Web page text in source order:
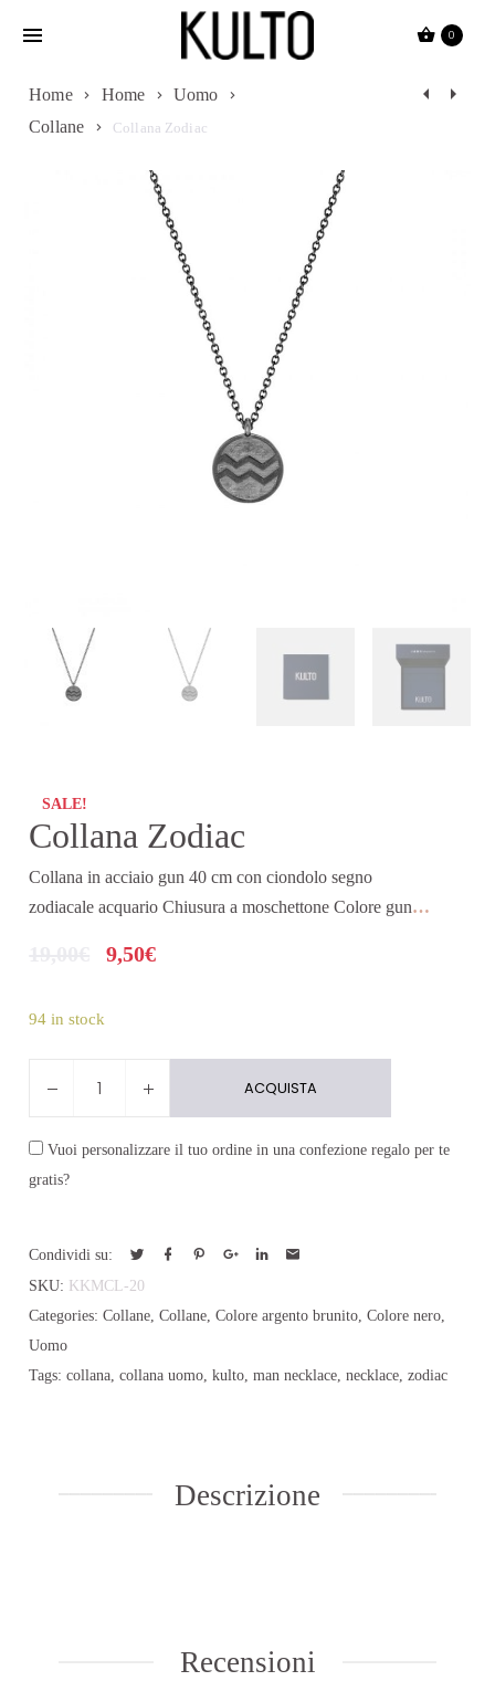
0
Home Home
Uomo
Collane
Collana Zodiac
Navigazione
SALE!
Collana Zodiac
Collana in acciaio gun 40 cm con ciondolo segno
zodiacale acquario Chiusura a moschettone Colore gun…
9,50€
94 in stock
ACQUISTA
Vuoi personalizzare il tuo ordine in una confezione regalo per te
gratis?
Condividi su:
SKU: KKMCL-20
Categories:Collane ,Collane ,Colore argento brunito ,Colore nero
Uomo
Tags:collana ,collana uomo ,kulto ,man necklace ,necklace ,zodiac
Descrizione
Recensioni